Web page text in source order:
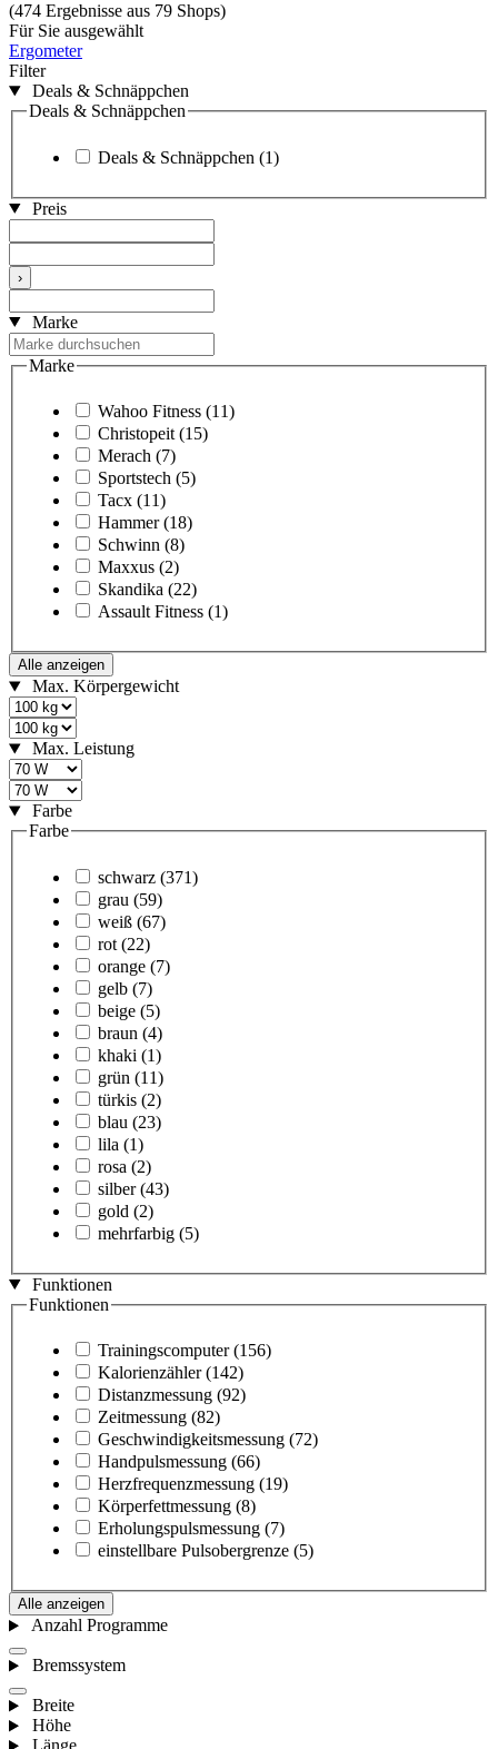
(474 Ergebnisse aus 79 Shops)
Für Sie ausgewählt
Ergometer
Filter
Deals & Schnäppchen
Deals & Schnäppchen
Deals & Schnäppchen (1)
Preis
›
Marke
Marke
Wahoo Fitness (11)
Christopeit (15)
Merach (7)
Sportstech (5)
Tacx (11)
Hammer (18)
Schwinn (8)
Maxxus (2)
Skandika (22)
Assault Fitness (1)
Alle anzeigen
Max. Körpergewicht
Max. Leistung
Farbe
Farbe
schwarz (371)
grau (59)
weiß (67)
rot (22)
orange (7)
gelb (7)
beige (5)
braun (4)
khaki (1)
grün (11)
türkis (2)
blau (23)
lila (1)
rosa (2)
silber (43)
gold (2)
mehrfarbig (5)
Funktionen
Funktionen
Trainingscomputer (156)
Kalorienzähler (142)
Distanzmessung (92)
Zeitmessung (82)
Geschwindigkeitsmessung (72)
Handpulsmessung (66)
Herzfrequenzmessung (19)
Körperfettmessung (8)
Erholungspulsmessung (7)
einstellbare Pulsobergrenze (5)
Alle anzeigen
Anzahl Programme
Bremssystem
Breite
Höhe